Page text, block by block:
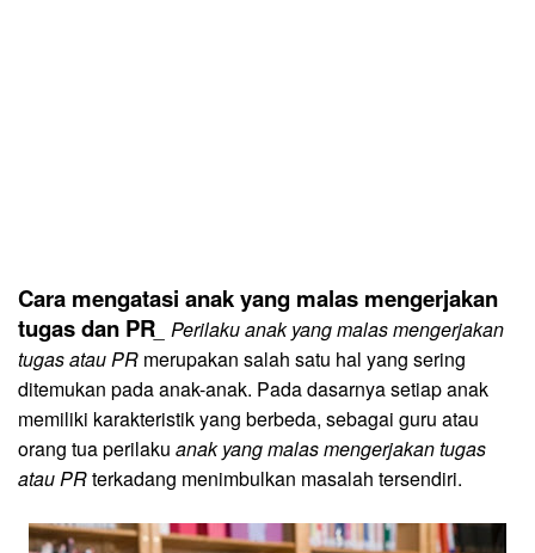
Cara mengatasi anak yang malas mengerjakan
tugas dan PR Perilaku anak yang malas mengerjakan
tugas atau PR merupakan salah satu hal yang sering
ditemukan pada anak-anak. Pada dasarnya setiap anak
memiliki karakteristik yang berbeda, sebagai guru atau
orang tua perilaku anak yang malas mengerjakan tugas
atau PRterkadang menimbulkan masalah tersendiri.